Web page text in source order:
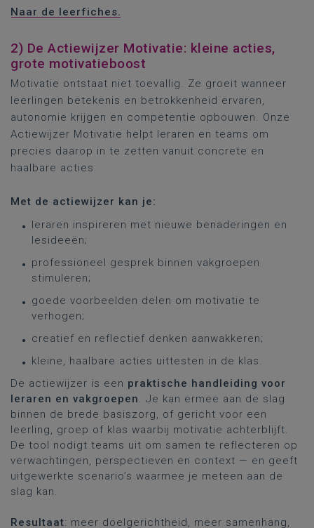
Naar de leerfiches.
2) De Actiewijzer Motivatie: kleine acties,
grote motivatieboost
Motivatie ontstaat niet toevallig. Ze groeit wanneer
leerlingen betekenis en betrokkenheid ervaren,
autonomie krijgen en competentie opbouwen. Onze
Actiewijzer Motivatie helpt leraren en teams om
precies daarop in te zetten vanuit concrete en
haalbare acties.
Met de actiewijzer kan je:
leraren inspireren met nieuwe benaderingen en
lesideeën;
professioneel gesprek binnen vakgroepen
stimuleren;
goede voorbeelden delen om motivatie te
verhogen;
creatief en reflectief denken aanwakkeren;
kleine, haalbare acties uittesten in de klas.
De actiewijzer is een praktische handleiding voor
leraren en vakgroepen. Je kan ermee aan de slag
binnen de brede basiszorg, of gericht voor een
leerling, groep of klas waarbij motivatie achterblijft.
De tool nodigt teams uit om samen te reflecteren op
verwachtingen, perspectieven en context — en geeft
uitgewerkte scenario’s waarmee je meteen aan de
slag kan.
Resultaat: meer doelgerichtheid, meer samenhang,